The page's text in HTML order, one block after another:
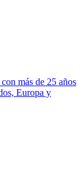
más de 25 años
Europa y